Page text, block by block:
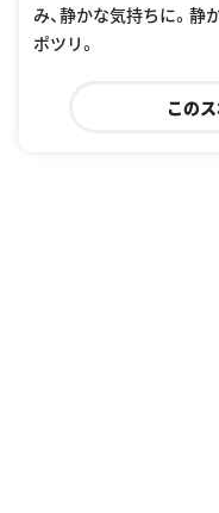
み、静かな気持ちに。
ポツリ。
この